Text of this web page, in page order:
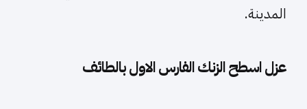
المدينة.
عزل اسطح الزنك الفارس الاول بالطائف